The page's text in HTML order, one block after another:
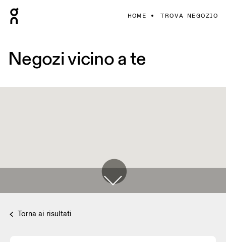
HOME TROVA NEGOZIO
Negozi vicino a te
Torna ai risultati